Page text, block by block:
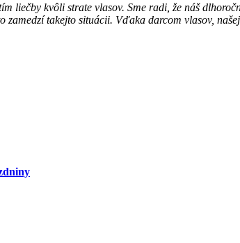
liečby kvôli strate vlasov. Sme radi, že náš
takejto situácii. Vďaka darcom vlasov,